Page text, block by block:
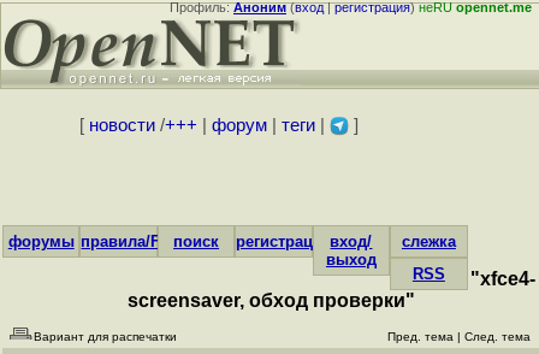
Профиль:Аноним(вход|регистрация)неRUopennet.me
[ новости/+++ форум| теги| ]
форумы правила/FAQпоиск регистрациявход/
выход
слежка
RSS
"xfce4-
screensaver, обход проверки"
Вариант для распечатки Пред. тема | След. тема